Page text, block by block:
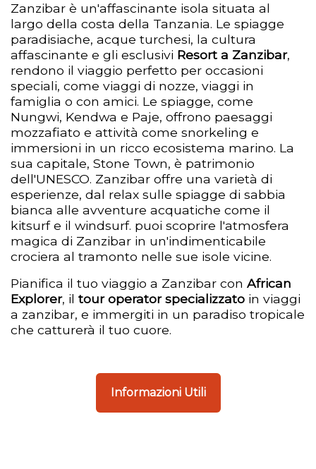
Zanzibar è un'affascinante isola situata al
largo della costa della Tanzania. Le spiagge
paradisiache, acque turchesi, la cultura
affascinante e gli esclusivi Resort a Zanzibar,
rendono il viaggio perfetto per occasioni
speciali, come viaggi di nozze, viaggi in
famiglia o con amici. Le spiagge, come
Nungwi, Kendwa e Paje, offrono paesaggi
mozzafiato e attività come snorkeling e
immersioni in un ricco ecosistema marino. La
sua capitale, Stone Town, è patrimonio
dell'UNESCO. Zanzibar offre una varietà di
esperienze, dal relax sulle spiagge di sabbia
bianca alle avventure acquatiche come il
kitsurf e il windsurf. puoi scoprire l'atmosfera
magica di Zanzibar in un'indimenticabile
crociera al tramonto nelle sue isole vicine.
Pianifica il tuo viaggio a Zanzibar con African
Explorer, il tour operator specializzato in viaggi
a zanzibar, e immergiti in un paradiso tropicale
che catturerà il tuo cuore.
Informazioni Utili